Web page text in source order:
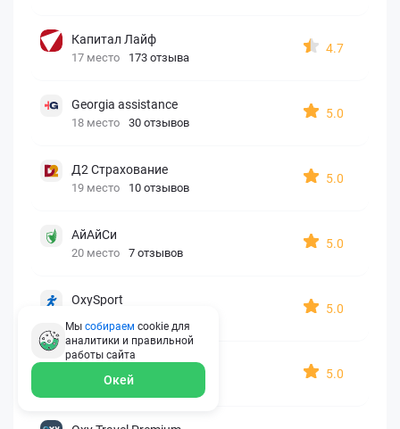
Капитал Лайф
17 место 173 отзыва
4.7
Georgia assistance
18 место 30 отзывов
5.0
Д2 Страхование
19 место 10 отзывов
5.0
АйАйСи
20 место 7 отзывов
5.0
OxySport
5.0
ERGO AXA
22 место 2 отзыва
5.0
Мы собираем cookie для
аналитики и правильной
работы сайта
Окей